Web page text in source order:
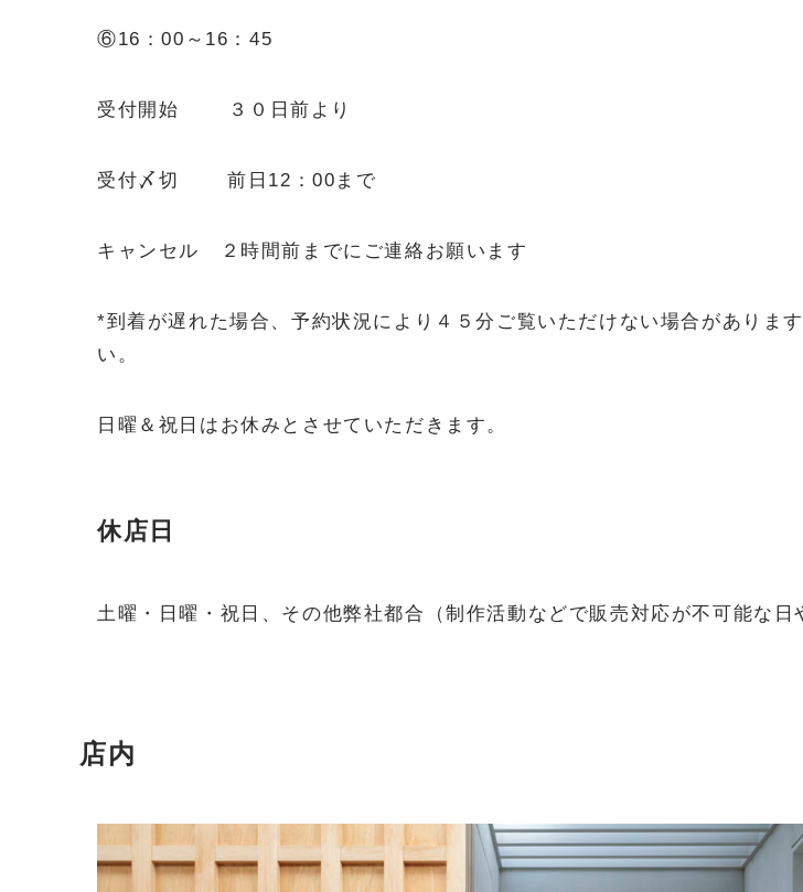
⑥16：00～16：45
受付開始 ３０日前より
受付〆切 前日12：00まで
キャンセル ２時間前までにご連絡お願います
*到着が遅れた場合、予約状況により４５分ご覧いただけない場合がありま
い。
日曜＆祝日はお休みとさせていただきます。
休店日
土曜・日曜・祝日、その他弊社都合（制作活動などで販売対応が不可能な日
店内